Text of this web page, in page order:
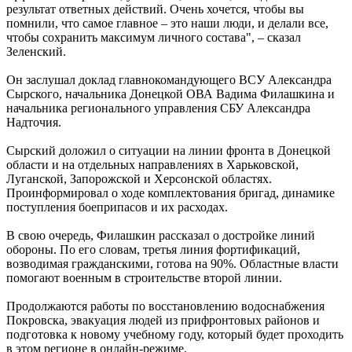
результат ответных действий. Очень хочется, чтобы вы
помнили, что самое главное – это наши люди, и делали все,
чтобы сохранить максимум личного состава", – сказал
Зеленский.
Он заслушал доклад главнокомандующего ВСУ Александра
Сырского, начальника Донецкой ОВА Вадима Филашкина и
начальника регионального управления СБУ Александра
Надточия.
Сырский доложил о ситуации на линии фронта в Донецкой
области и на отдельных направлениях в Харьковской,
Луганской, Запорожской и Херсонской областях.
Проинформировал о ходе комплектования бригад, динамике
поступления боеприпасов и их расходах.
В свою очередь, Филашкин рассказал о достройке линий
обороны. По его словам, третья линия фортификаций,
возводимая гражданскими, готова на 90%. Областные власти
помогают военным в строительстве второй линии.
Продолжаются работы по восстановлению водоснабжения
Покровска, эвакуация людей из прифронтовых районов и
подготовка к новому учебному году, который будет проходить
в этом регионе в онлайн-режиме.